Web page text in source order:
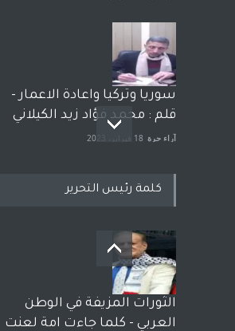
سوريا وتركيا واعادة الاعمار -
قلم : محمد فؤاد زيد الكيلاني
آراء حرة 18 فبراير، 2023
بعد معارك قضائية طاحنة كتب
وترافع فيها بنفسه مرة اخرى..
الشيخ طارق يوسف يقهر
الحكومة الأمريكية ، فأعطوه
الجنسية عن يد وهم صاغرون،
كلمة رئيس التحرير
الثورات المزيفة في الوطن
العربي - كلما جاءت امة لعنت